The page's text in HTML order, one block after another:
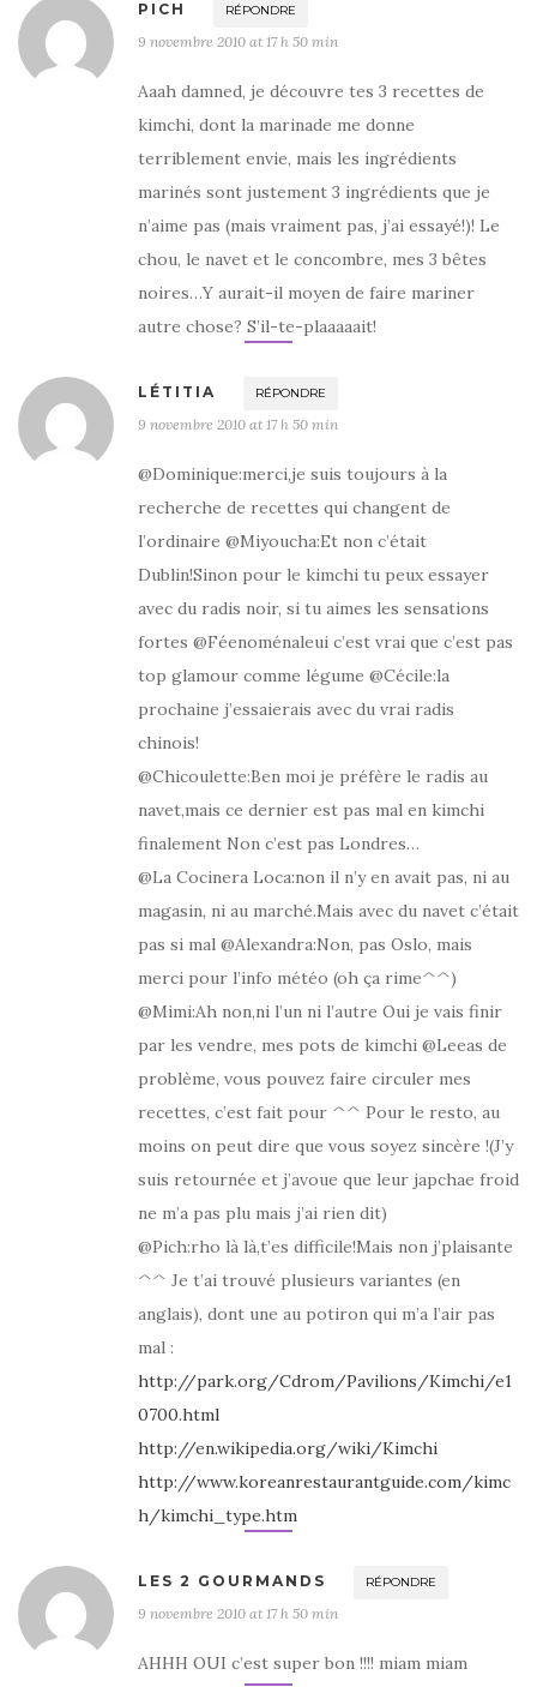
PICH RÉPONDRE
9 novembre 2010 at 17 h 50 min
Aaah damned, je découvre tes 3 recettes de
kimchi, dont la marinade me donne
terriblement envie, mais les ingrédients
marinés sont justement 3 ingrédients que je
n’aime pas (mais vraiment pas, j’ai essayé!)! Le
chou, le navet et le concombre, mes 3 bêtes
noires…Y aurait-il moyen de faire mariner
autre chose? S’il-te-plaaaaait!
LÉTITIA RÉPONDRE
9 novembre 2010 at 17 h 50 min
@Dominique:merci,je suis toujours à la
recherche de recettes qui changent de
l’ordinaire @Miyoucha:Et non c’était
Dublin!Sinon pour le kimchi tu peux essayer
avec du radis noir, si tu aimes les sensations
fortes @Féenoménaleui c’est vrai que c’est pas
top glamour comme légume @Cécile:la
prochaine j’essaierais avec du vrai radis
chinois!
@Chicoulette:Ben moi je préfère le radis au
navet,mais ce dernier est pas mal en kimchi
finalement Non c’est pas Londres…
@La Cocinera Loca:non il n’y en avait pas, ni au
magasin, ni au marché.Mais avec du navet c’était
pas si mal @Alexandra:Non, pas Oslo, mais
merci pour l’info météo (oh ça rime^^)
@Mimi:Ah non,ni l’un ni l’autre Oui je vais finir
par les vendre, mes pots de kimchi @Leeas de
problème, vous pouvez faire circuler mes
recettes, c’est fait pour ^^ Pour le resto, au
moins on peut dire que vous soyez sincère !(J’y
suis retournée et j’avoue que leur japchae froid
ne m’a pas plu mais j’ai rien dit)
@Pich:rho là là,t’es difficile!Mais non j’plaisante
^^ Je t’ai trouvé plusieurs variantes (en
anglais), dont une au potiron qui m’a l’air pas
mal :
http://park.org/Cdrom/Pavilions/Kimchi/e1
0700.html
http://en.wikipedia.org/wiki/Kimchi
http://www.koreanrestaurantguide.com/kimc
h/kimchi_type.htm
LES 2 GOURMANDS RÉPONDRE
9 novembre 2010 at 17 h 50 min
AHHH OUI c’est super bon !!!! miam miam